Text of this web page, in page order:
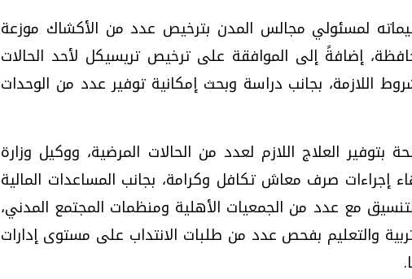
لمسئولي مجالس المدن بترخيص عدد من الأكشاك موزعة
إضافةً إلى الموافقة على ترخيص تريسيكل لأحد الحالات
اللازمة، بجانب دراسة وبحث إمكانية توفير عدد من الوحدات
العلاج اللازم لعدد من الحالات المرضية، ووكيل وزارة
إجراءات صرف معاش تكافل وكرامة، بجانب المساعدات المالية
مع عدد من الجمعيات الأهلية ومنظمات المجتمع المدني،
والتعليم بفحص عدد من طلبات الانتداب على مستوى إدارات